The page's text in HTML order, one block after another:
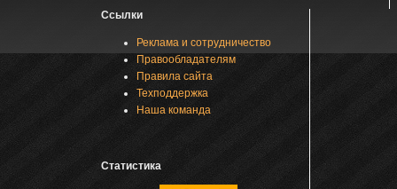
Ссылки
Реклама и сотрудничество
Правообладателям
Правила сайта
Техподдержка
Наша команда
Статистика